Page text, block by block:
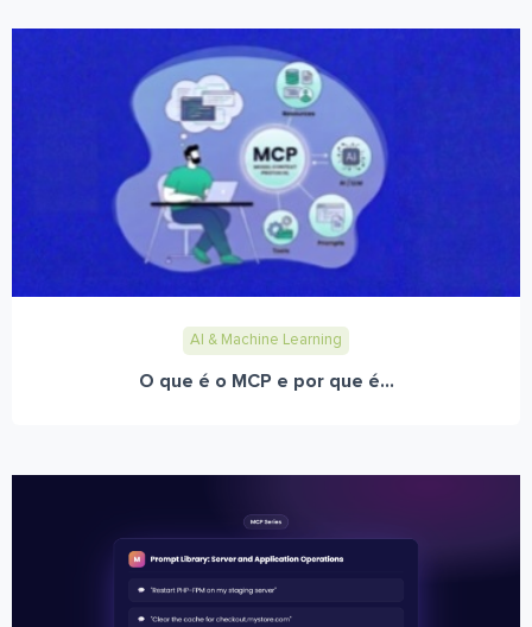
AI & Machine Learning
O que é o MCP e por que é...